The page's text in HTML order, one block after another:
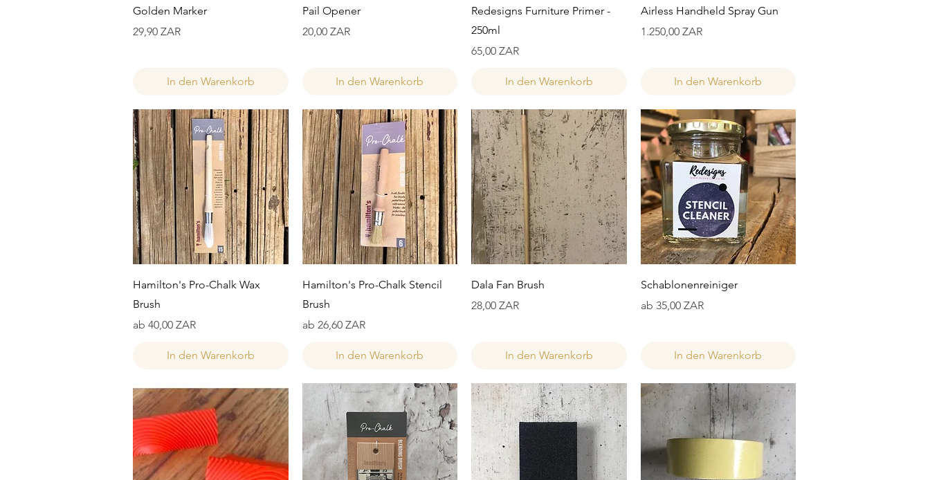
Schnellansicht
Golden Marker
Preis
29,90 ZAR
In den Warenkorb
Schnellansicht
Pail Opener
Preis
20,00 ZAR
In den Warenkorb
Schnellansicht
Redesigns Furniture Primer -
250ml
Preis
65,00 ZAR
In den Warenkorb
Schnellansicht
Airless Handheld Spray Gun
Preis
1.250,00 ZAR
In den Warenkorb
Schnellansicht
Hamilton's Pro-Chalk Wax
Brush
ab 40,00 ZAR
Sale-Preis
In den Warenkorb
Schnellansicht
Hamilton's Pro-Chalk Stencil
Brush
ab 26,60 ZAR
Sale-Preis
In den Warenkorb
Schnellansicht
Dala Fan Brush
Preis
28,00 ZAR
In den Warenkorb
Schnellansicht
Schablonenreiniger
ab 35,00 ZAR
Sale-Preis
In den Warenkorb